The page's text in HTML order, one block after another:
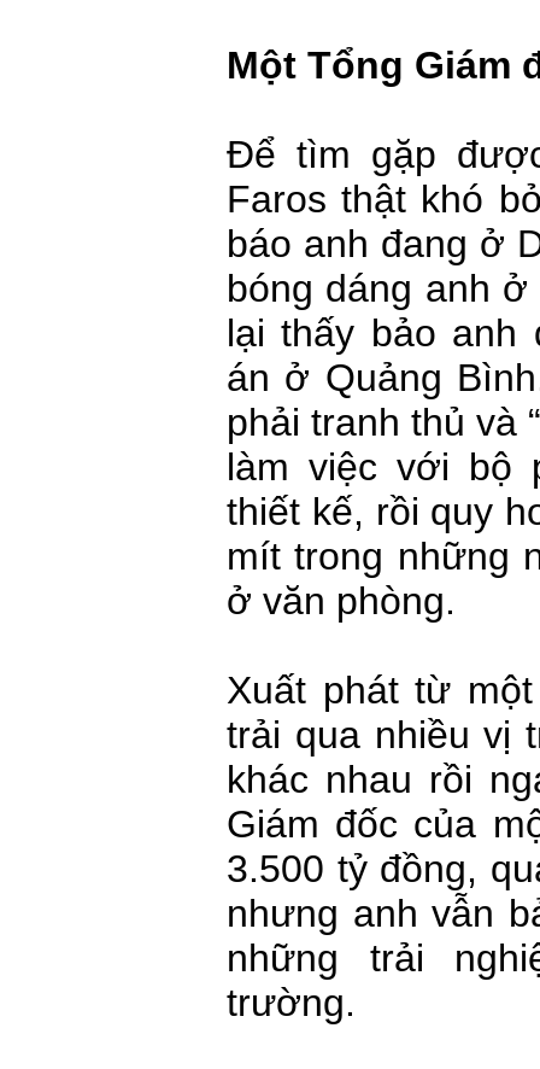
Một Tổng Giám
Để tìm gặp
Faros thật khó
báo anh đang ở
bóng dáng anh
lại thấy bảo anh
án ở Quảng
phải tranh thủ và
làm việc với bộ
thiết kế, rồi quy
mít trong những
ở văn phòng.
Xuất phát từ
trải qua nhiều vị
khác nhau rồi
Giám đốc của
3.500 tỷ đồng,
nhưng anh vẫn
những trải
trường.